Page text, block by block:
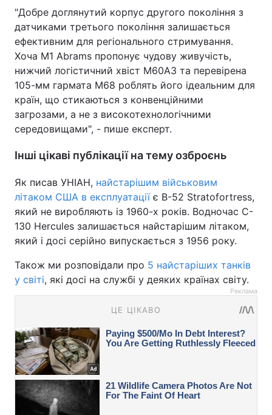
"Добре доглянутий корпус другого покоління з
датчиками третього покоління залишається
ефективним для регіонального стримування.
Хоча M1 Abrams пропонує чудову живучість,
нижчий логістичний хвіст M60A3 та перевірена
105-мм гармата M68 роблять його ідеальним для
країн, що стикаються з конвенційними
загрозами, а не з високотехнологічними
середовищами", - пише експерт.
Інші цікаві публікації на тему озброєнь
Як писав УНІАН, найстарішим військовим
літаком США в експлуатаціїє B-52 Stratofortress,
який не виробляють із 1960-х років. Водночас C-
130 Hercules залишається найстарішим літаком,
який і досі серійно випускається з 1956 року.
Також ми розповідали про 5 найстаріших танків
у світі, які досі на службі у деяких країнах світу.
Реклама